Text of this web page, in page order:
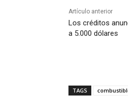
Artículo anterior
Los créditos
a 5.000 dólares
TAGS